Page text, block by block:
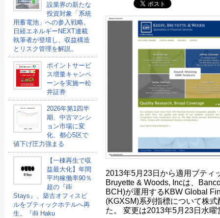
設業界の新たな
投資対象「系統
用蓄電池」への参入戦略。
日経エネルギーNEXT連載
執筆者が登壇し、収益構造
とリスク管理を解説。
ポイントサービ
ス増量キャンペ
ーンを実施ー松
井証券
2026年第1四半
期、中古マンシ
ョン市場に変
化、都心5区で
値下げ圧力強まる
【一棟再生で収
益最大化】年間
平均稼働率90％
超の『illi
Stays』、築古オフィスビ
ルをブティックホテルへ再
生。『illi Haku
2013年5月23日から適用ブティ
Bruyette & Woods, Incは、
BCH)が運用するKBW Global
(KGXSM)系列指標について株
た。 変更は2013年5月23日水